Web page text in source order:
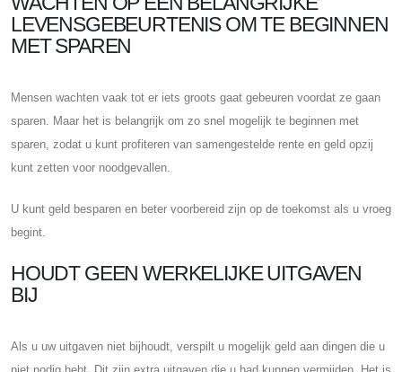
LEVENSGEBEURTENIS OM TE BEGINNEN
MET SPAREN
Mensen wachten vaak tot er iets groots gaat gebeuren voordat ze gaan
sparen. Maar het is belangrijk om zo snel mogelijk te beginnen met
sparen, zodat u kunt profiteren van samengestelde rente en geld opzij
kunt zetten voor noodgevallen.
U kunt geld besparen en beter voorbereid zijn op de toekomst als u vroeg
begint.
HOUDT GEEN WERKELIJKE UITGAVEN
BIJ
Als u uw uitgaven niet bijhoudt, verspilt u mogelijk geld aan dingen die u